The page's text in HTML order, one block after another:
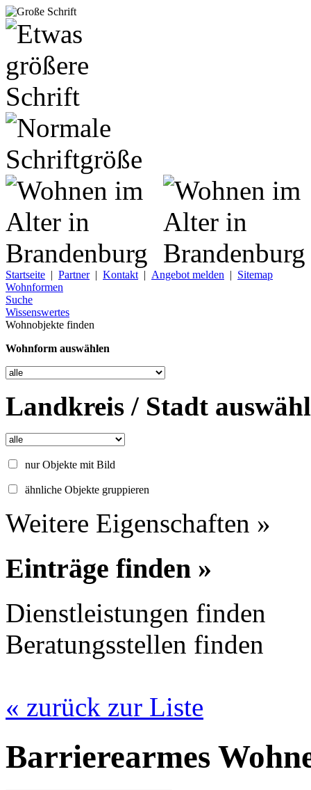
Startseite | Partner| Kontakt | Angebot melden | Sitemap
Wohnformen
Suche
Wissenswertes
Wohnobjekte finden
Wohnform auswählen
Landkreis / Stadt
nur Objekte mit Bild
ähnliche Objekte gruppieren
Weitere Eigenschaften »
Einträge finden »
Dienstleistungen finden
Beratungsstellen finden
« zurück zur Liste
Barrierearmes